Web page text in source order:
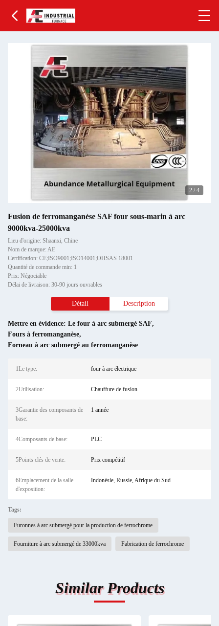
2 / 4
Fusion de ferromanganèse SAF four sous-marin à arc
9000kva-25000kva
Lieu d'origine: Shaanxi, Chine
Nom de marque: AE
Certification: CE;ISO9001;ISO14001;OHSAS 18001
Quantité de commande min: 1
Prix: Négociable
Délai de livraison: 30-90 jours ouvrables
Détail Description
Mettre en évidence: Le four à arc submergé SAF,
Fours à ferromanganèse,
Forneau à arc submergé au ferromanganèse
1Le type: four à arc électrique
2Utilisation: Chauffure de fusion
3Garantie des composants de
base:
1 année
4Composants de base: PLC
5Points clés de vente: Prix compétitif
6Emplacement de la salle
d'exposition:
Indonésie, Russie, Afrique du Sud
Tags:
Furonnes à arc submergé pour la production de ferrochrome
Fourniture à arc submergé de 33000kva Fabrication de ferrochrome
Similar Products